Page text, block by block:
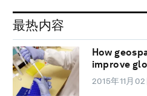
最热内容
How
improve
2015年11月02